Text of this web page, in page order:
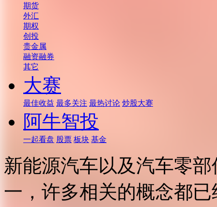
期货
外汇
期权
创投
贵金属
融资融券
其它
大赛
最佳收益 最多关注 最热讨论 炒股大赛
阿牛智投
一起看盘 股票 板块 基金
新能源汽车以及汽车零
一，许多相关的概念都